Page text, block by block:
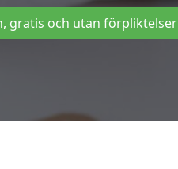
gratis och utan förpliktelser